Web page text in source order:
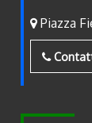
Piazza